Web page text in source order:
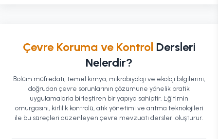
Çevre Koruma ve Kontrol Dersleri
Nelerdir?
Bölüm müfredatı, temel kimya, mikrobiyoloji ve ekoloji bilgilerini,
doğrudan çevre sorunlarının çözümüne yönelik pratik
uygulamalarla birleştiren bir yapıya sahiptir. Eğitimin
omurgasını, kirlilik kontrolü, atık yönetimi ve arıtma teknolojileri
ile bu süreçleri düzenleyen çevre mevzuatı dersleri oluşturur.